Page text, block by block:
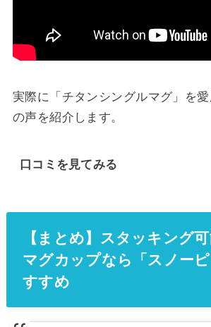
実際に「チタンシングルマグ」を
の声を紹介します。
口コミを見てみる
【まとめ】スタッキング
マグカップなら「スノー
すすめ